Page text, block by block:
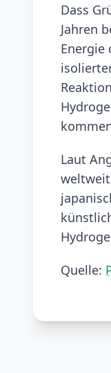
Dass
Jahren
Energie
Laut
Quelle: